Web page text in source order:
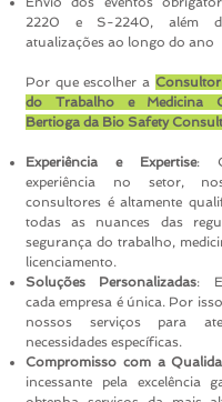
2220 e S-2240, além
atualizações ao longo do ano
Por que escolher a
do Trabalho e Medicina
Bertioga da Bio Safety
Experiência e Expertise:
experiência no setor,
consultores é altamente
todas as nuances das
segurança do trabalho,
licenciamento.
Soluções Personalizadas:
cada empresa é única. Por
nossos serviços para
necessidades específicas.
Compromisso com a
incessante pela excelência